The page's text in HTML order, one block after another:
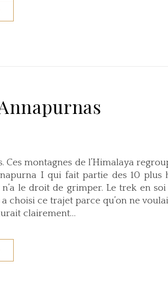
Ces montagnes de l’Himalaya
I qui fait partie des 10 plus
le droit de grimper. Le trek en
choisi ce trajet parce qu’on ne
clairement…